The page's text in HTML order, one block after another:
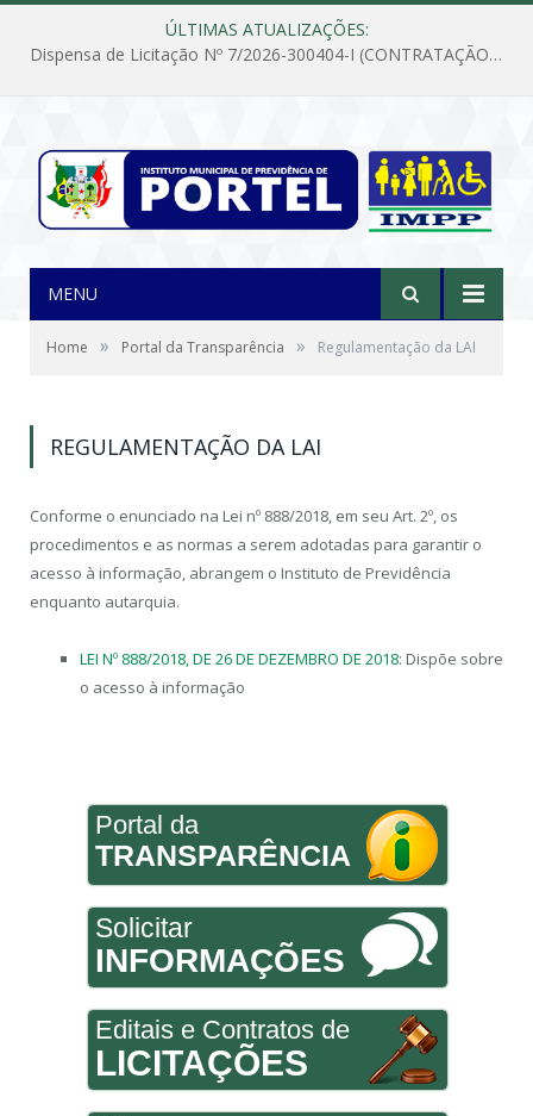
ÚLTIMAS ATUALIZAÇÕES:
Dispensa de Licitação Nº 7/2026-300404-I (CONTRATAÇÃO DE EMPRESA PARA MANUTENÇÃO E REPARAÇÃO DE APARELHOS DE AR CONDICIONADO, EM ATENDIMENTO ÀS NECESSIDADES DO INSTITUTO DE PREVIDÊNCIA MUNICIPAL DE PORTEL/PA)
MENU
Home » Portal da Transparência » Regulamentação da LAI
REGULAMENTAÇÃO DA LAI
Conforme o enunciado na Lei nº 888/2018, em seu Art. 2º, os
procedimentos e as normas a serem adotadas para garantir o
acesso à informação, abrangem o Instituto de Previdência
enquanto autarquia.
LEI Nº 888/2018, DE 26 DE DEZEMBRO DE 2018: Dispõe sobre
o acesso à informação
Portal da
TRANSPARÊNCIA
Solicitar
INFORMAÇÕES
Editais e Contratos de
LICITAÇÕES